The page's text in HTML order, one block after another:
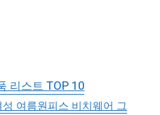
리스트 TOP 10
성 여름원피스 비치웨어 그